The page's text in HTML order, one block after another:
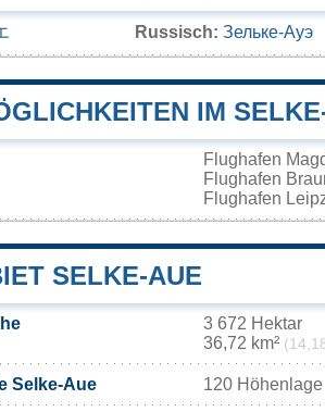
Russisch: Зельке-Ауэ
IM
Flughafen
Flughafen
Flughafen
SELKE-AUE
3 672 Hektar
36,72 km²
Selke-Aue 120 Höhenlage